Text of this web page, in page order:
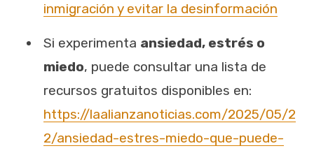
inmigración y evitar la desinformación
Si experimenta ansiedad, estrés o
miedo, puede consultar una lista de
recursos gratuitos disponibles en:
https://laalianzanoticias.com/2025/05/2
2/ansiedad-estres-miedo-que-puede-